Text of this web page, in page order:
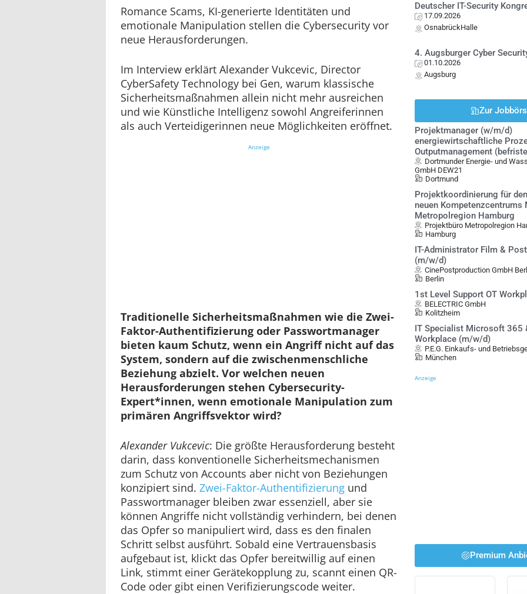
Romance Scams, KI-generierte Identitäten und
emotionale Manipulation stellen die Cybersecurity vor
neue Herausforderungen.
Im Interview erklärt Alexander Vukcevic, Director
CyberSafety Technology bei Gen, warum klassische
Sicherheitsmaßnahmen allein nicht mehr ausreichen
und wie Künstliche Intelligenz sowohl Angreiferinnen
als auch Verteidigerinnen neue Möglichkeiten eröffnet.
Anzeige
Traditionelle Sicherheitsmaßnahmen wie die Zwei-
Faktor-Authentifizierung oder Passwortmanager
bieten kaum Schutz, wenn ein Angriff nicht auf das
System, sondern auf die zwischenmenschliche
Beziehung abzielt. Vor welchen neuen
Herausforderungen stehen Cybersecurity-
Expert*innen, wenn emotionale Manipulation zum
primären Angriffsvektor wird?
Alexander Vukcevic: Die größte Herausforderung besteht
darin, dass konventionelle Sicherheitsmechanismen
zum Schutz von Accounts aber nicht von Beziehungen
konzipiert sind. Zwei-Faktor-Authentifizierung und
Passwortmanager bleiben zwar essenziell, aber sie
können Angriffe nicht vollständig verhindern, bei denen
das Opfer so manipuliert wird, dass es den finalen
Schritt selbst ausführt. Sobald eine Vertrauensbasis
aufgebaut ist, klickt das Opfer bereitwillig auf einen
Link, stimmt einer Gerätekopplung zu, scannt einen QR-
Code oder gibt einen Verifizierungscode weiter.
Deutscher IT-Security
17.09.2026
OsnabrückHalle
4. Augsburger Cyber
01.10.2026
Augsburg
Zur
Projektmanager (w/m/d)
energiewirtschaftliche
Outputmanagement
Dortmunder Energie- und
GmbH DEW21
Dortmund
Projektkoordinierung für
neuen
Metropolregion Hamburg
Projektbüro Metropolregion
Hamburg
IT-Administrator Film &
(m/w/d)
CinePostproduction GmbH
Berlin
1st Level Support OT
BELECTRIC GmbH
Kolitzheim
IT Specialist Microsoft 365
Workplace (m/w/d)
P.E.G. Einkaufs- und
München
Anzeige
Premium